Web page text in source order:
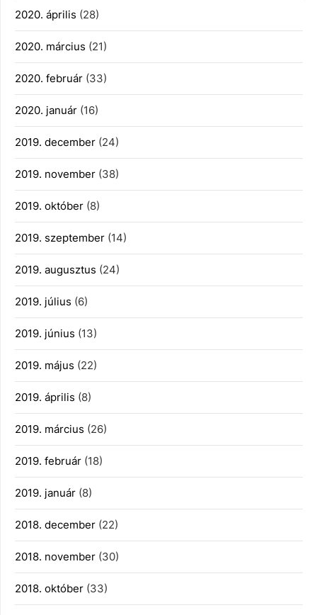
2020. április (28)
2020. március (21)
2020. február (33)
2020. január (16)
2019. december (24)
2019. november (38)
2019. október (8)
2019. szeptember (14)
2019. augusztus (24)
2019. július (6)
2019. június (13)
2019. május (22)
2019. április (8)
2019. március (26)
2019. február (18)
2019. január (8)
2018. december (22)
2018. november (30)
2018. október (33)